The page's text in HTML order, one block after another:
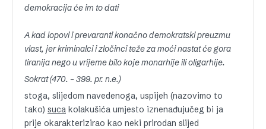
demokracija će im to dati
A kad lopovi i prevaranti konačno demokratski preuzmu
vlast, jer kriminalci i zločinci teže za moći nastat će gora
tiranija nego u vrijeme bilo koje monarhije ili oligarhije.
Sokrat (470. – 399. pr. n.e.)
stoga, slijedom navedenoga, uspijeh (nazovimo to
tako) suca kolakušića umjesto iznenađujučeg bi ja
prije okarakterizirao kao neki prirodan slijed